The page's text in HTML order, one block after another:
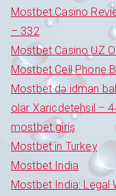
Mostbet Casino
– 332
Mostbet Casino UZ
Mostbet Cell Phone
Mostbet də idman
olar Xaricdetehsil –
mostbet giriş
Mostbet in Turkey
Mostbet India
Mostbet India: Legal